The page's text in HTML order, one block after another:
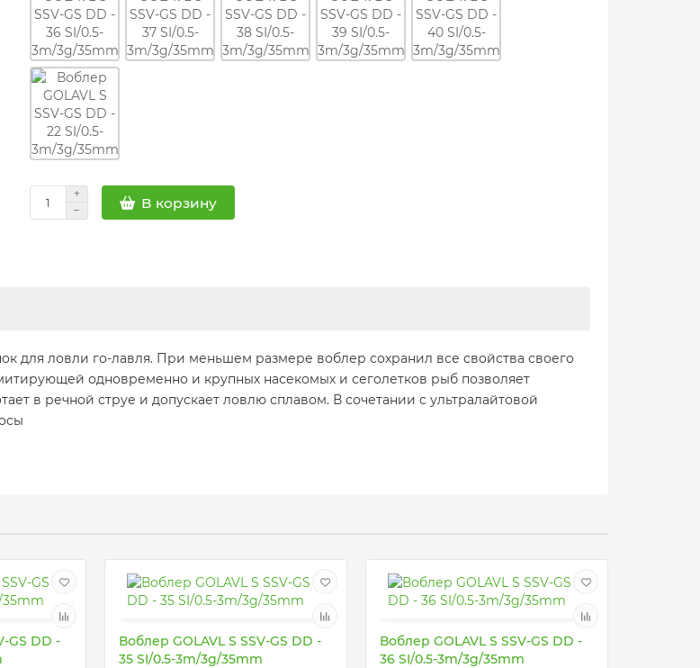
В корзину
для ловли го-лавля. При меньшем размере воблер сохранил все свойства своего
одновременно и крупных насекомых и сеголетков рыб позволяет
в речной струе и допускает ловлю сплавом. В сочетании с ультралайтовой
GS DD -
Воблер GOLAVL S SSV-GS DD -
35 SI/0.5-3m/3g/35mm
Воблер GOLAVL S SSV-GS DD -
36 SI/0.5-3m/3g/35mm